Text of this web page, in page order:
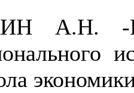
А.Н. -